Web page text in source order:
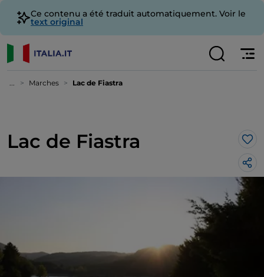
Ce contenu a été traduit automatiquement. Voir le
text original
... Marches Lac de Fiastra
Lac de Fiastra